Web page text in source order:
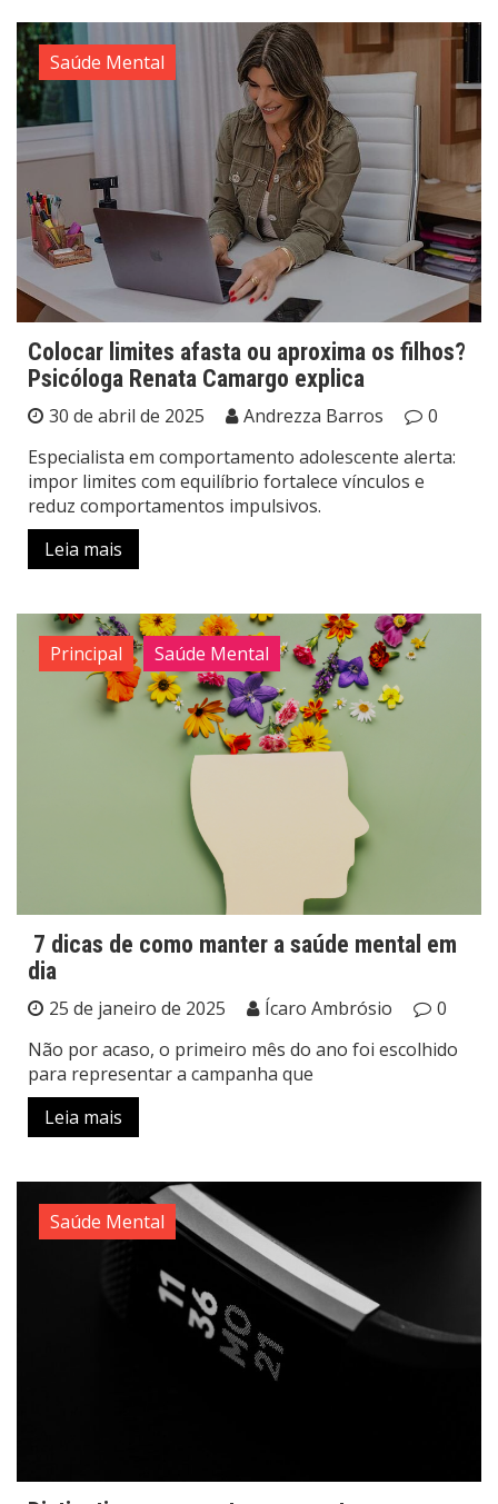
Saúde Mental
Colocar limites afasta ou aproxima os filhos?
Psicóloga Renata Camargo explica
30 de abril de 2025 Andrezza Barros
0
Especialista em comportamento adolescente alerta:
impor limites com equilíbrio fortalece vínculos e
reduz comportamentos impulsivos.
Leia mais
Principal Saúde Mental
7 dicas de como manter a saúde mental em
dia
25 de janeiro de 2025 Ícaro Ambrósio
0
Não por acaso, o primeiro mês do ano foi escolhido
para representar a campanha que
Leia mais
Saúde Mental